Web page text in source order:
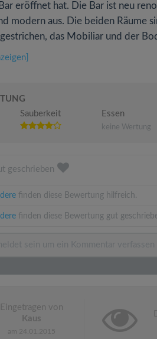
eröffnet hat. Die Bar ist neu
modern aus. Die beiden Räume
das Mobiliar und der
Sauberkeit Essen
keine Wertung
geschrieben
finden diese Bewertung hilfreich.
finden diese Bewertung gut
Eingetragen von
Kaus
am 24.01.2015